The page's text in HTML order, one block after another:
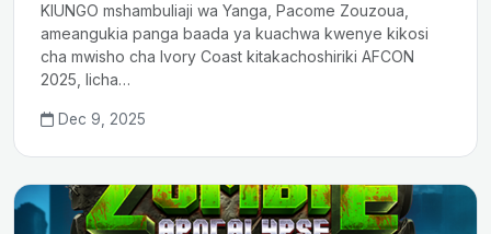
KIUNGO mshambuliaji wa Yanga, Pacome Zouzoua,
ameangukia panga baada ya kuachwa kwenye kikosi
cha mwisho cha Ivory Coast kitakachoshiriki AFCON
2025, licha…
Dec 9, 2025